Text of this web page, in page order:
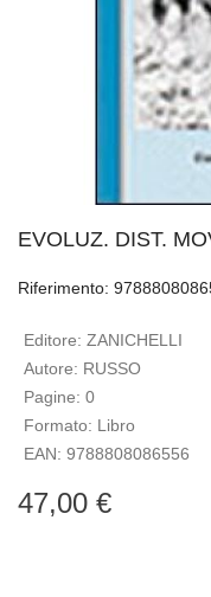
EVOLUZ. DIST.
Riferimento:
Editore: ZANICHELLI
Autore: RUSSO
Pagine: 0
Formato: Libro
EAN: 9788808086556
47,00 €